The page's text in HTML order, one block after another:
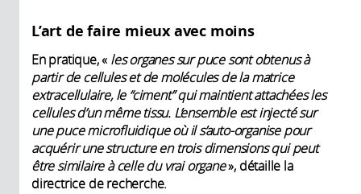
L’art de faire mieux avec moins
En pratique, « les organes sur puce sont obtenus à
partir de cellules et de molécules de la matrice
extracellulaire, le “ciment” qui maintient attachées les
cellules d’un même tissu. L’ensemble est injecté sur
une puce microfluidique où il s’auto-organise pour
acquérir une structure en trois dimensions qui peut
être similaire à celle du vrai organe», détaille la
directrice de recherche.